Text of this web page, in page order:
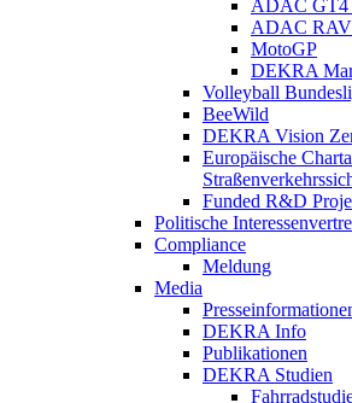
ADAC GT4
ADAC
MotoGP
DEKRA
Volleyball
BeeWild
DEKRA Vision
Europäische
Funded R&D
Politische
Compliance
Meldung
Media
DEKRA Info
Publikationen
DEKRA Studien